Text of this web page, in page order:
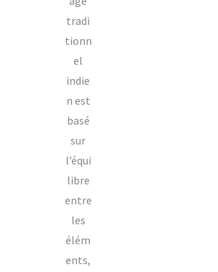
tradi
tionn
el
indie
n est
basé
sur
l’équi
libre
entre
les
élém
ents,